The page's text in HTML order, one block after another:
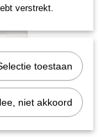
verstrekt.
toestaan
niet akkoord